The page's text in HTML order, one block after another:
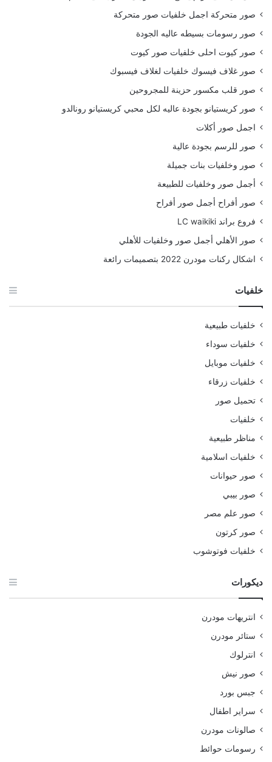
صور متحركة اجمل خلفيات صور متحركة
صور رسومات بسيطه عاليه الجودة
صور كيوت احلى خلفيات صور كيوت
صور غلاف فيسوك خلفيات لغلاف فيسبوك
صور قلب مكسور حزينة للمجروحين
صور كريستيانو بجودة عاليه لكل محبي كريستيانو رونالدو
اجمل صور أكلات
صور للرسم بجودة عالية
صور وخلفيات بنات جميلة
أجمل صور وخلفيات للطبيعة
صور أفراح أجمل صور أفراح
فروع براند LC waikiki
صور الأهلي أجمل صور وخلفيات للأهلي
اشكال ركنات مودرن 2022 بتصميمات رائعة
خلفيات
خلفيات طبيعية
خلفيات سوداء
خلفيات موبايل
خلفيات زرقاء
تحميل صور
خلفيات
مناظر طبيعية
خلفيات اسلامية
صور حيوانات
صور بيبي
صور علم مصر
صور كرتون
خلفيات فوتوشوب
ديكورات
انتريهات مودرن
ستائر مودرن
انترلوك
صور نيش
جبس بورد
سراير اطفال
صالونات مودرن
رسومات حوائط